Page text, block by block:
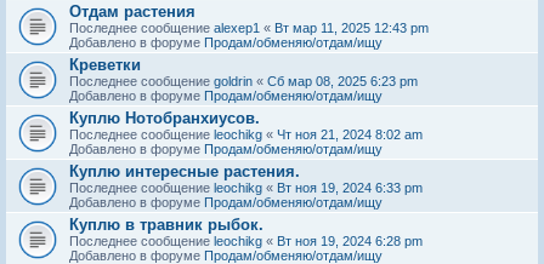
Отдам растения
Последнее сообщение alexep1 « Вт мар 11, 2025 12:43 pm
Добавлено в форуме Продам/обменяю/отдам/ищу
Креветки
Последнее сообщение goldrin « Сб мар 08, 2025 6:23 pm
Добавлено в форуме Продам/обменяю/отдам/ищу
Куплю Нотобранхиусов.
Последнее сообщение leochikg « Чт ноя 21, 2024 8:02 am
Добавлено в форуме Продам/обменяю/отдам/ищу
Куплю интересные растения.
Последнее сообщение leochikg « Вт ноя 19, 2024 6:33 pm
Добавлено в форуме Продам/обменяю/отдам/ищу
Куплю в травник рыбок.
Последнее сообщение leochikg « Вт ноя 19, 2024 6:28 pm
Добавлено в форуме Продам/обменяю/отдам/ищу